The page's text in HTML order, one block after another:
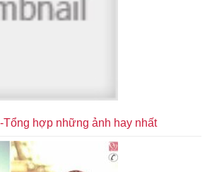
Tổng hợp những ảnh hay nhất